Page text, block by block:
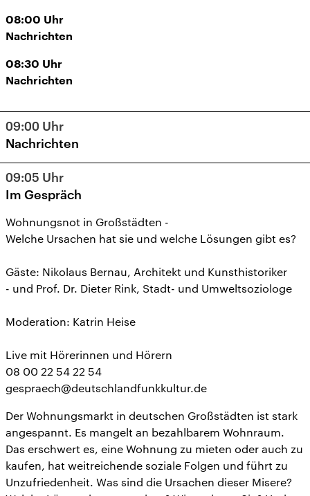
08:00 Uhr
Nachrichten
08:30 Uhr
Nachrichten
09:00 Uhr
Nachrichten
09:05 Uhr
Im Gespräch
Wohnungsnot in Großstädten -
Welche Ursachen hat sie und welche Lösungen gibt es?
Gäste: Nikolaus Bernau, Architekt und Kunsthistoriker
- und Prof. Dr. Dieter Rink, Stadt- und Umweltsoziologe
Moderation: Katrin Heise
Live mit Hörerinnen und Hörern
08 00 22 54 22 54
gespraech@deutschlandfunkkultur.de
Der Wohnungsmarkt in deutschen Großstädten ist stark
angespannt. Es mangelt an bezahlbarem Wohnraum.
Das erschwert es, eine Wohnung zu mieten oder auch zu
kaufen, hat weitreichende soziale Folgen und führt zu
Unzufriedenheit. Was sind die Ursachen dieser Misere?